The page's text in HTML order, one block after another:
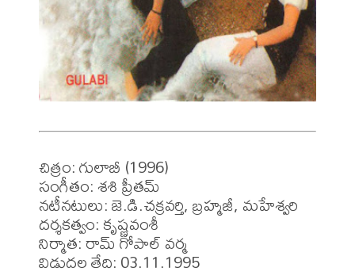
చిత్రం: గులాబీ (1996)
సంగీతం: శశి ప్రీతమ్
నటీనటులు: జె.డి.చక్రవర్తి, బ్రహ్మజీ, మహేశ్వరి
దర్శకత్వం: కృష్ణవంశీ
నిర్మాత: రామ్ గోపాల్ వర్మ
విడుదల తేది: 03.11.1995